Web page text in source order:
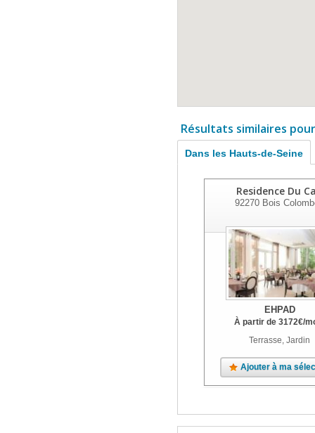
Résultats similaires
Dans les Hauts-de-Seine
Residence Du
92270 Bois
EHPAD
À partir de 3172€/
Terrasse, Jardin
Ajouter à ma